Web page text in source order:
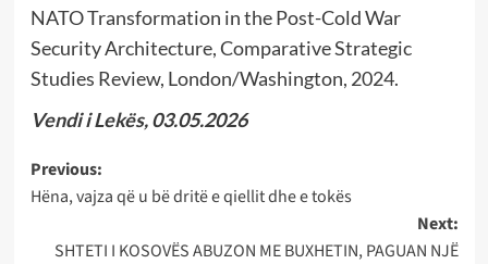
NATO Transformation in the Post-Cold War
Security Architecture, Comparative Strategic
Studies Review, London/Washington, 2024.
Vendi i Lekës, 03.05.2026
Post
navigation
Previous:
Hëna, vajza që u bë dritë e qiellit dhe e tokës
Next:
SHTETI I KOSOVËS ABUZON ME BUXHETIN, PAGUAN NJË